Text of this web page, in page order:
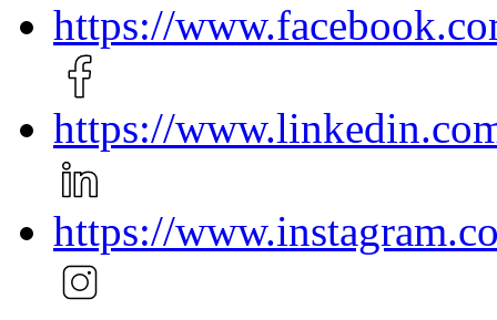
https://
https://
https://